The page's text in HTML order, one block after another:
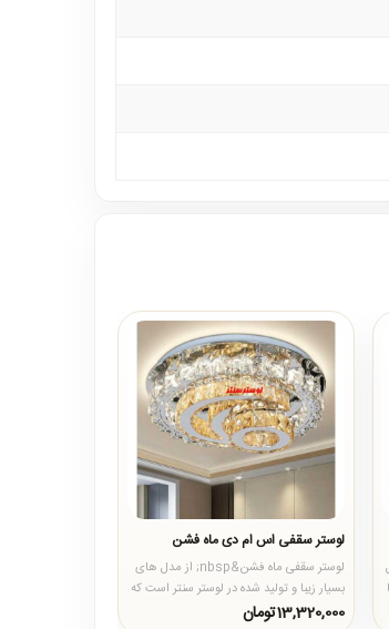
لوستر سقفی اس ام دی ماه فشن
لوستر سقفی ماه فشن&nbsp; از مدل های
بسیار زیبا و تولید شده در لوستر سنتر است که
در تصویر بالا سایز 5..
13,320,000تومان